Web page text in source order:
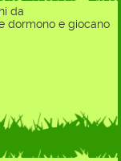
da
dormono e giocano